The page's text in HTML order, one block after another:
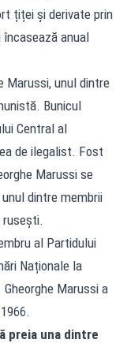
țiței și derivate prin
anual
Marussi, unul dintre
Bunicul
Central al
de ilegalist. Fost
Marussi se
dintre membrii
rusești.
al Partidului
Naționale la
Marussi a
preia una dintre